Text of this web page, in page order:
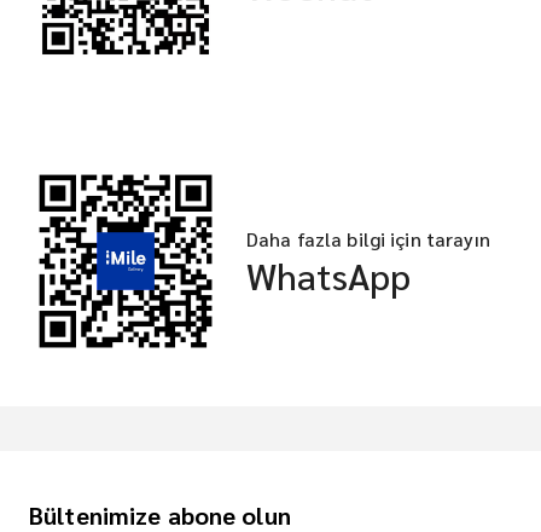
Daha fazla bilgi için tarayın
WhatsApp
Bültenimize abone olun